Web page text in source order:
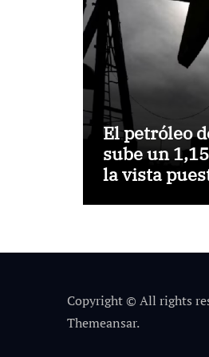
El petróleo
sube un
la vista
Copyright © All rights
Themeansar.